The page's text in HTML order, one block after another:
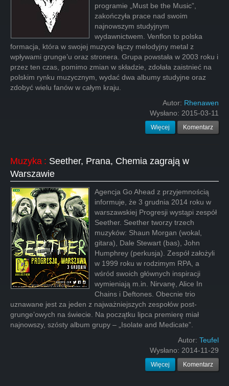
programie „Must be the Music”,
zakończyła prace nad swoim
najnowszym studyjnym
wydawnictwem. Venflon to polska
formacja, która w swojej muzyce łączy melodyjny metal z
wpływami grunge’u oraz stronera. Grupa powstała w 2003 roku i
przez ten czas, pomimo zmian w składzie, zdołała zaistnieć na
polskim rynku muzycznym, wydać dwa albumy studyjne oraz
zdobyć wielu fanów w całym kraju.
Autor: Rhenawen
Wysłano: 2015-03-11
Więcej Komentarz
Muzyka : Seether, Prana, Chemia zagrają w
Warszawie
Agencja Go Ahead z przyjemnością
informuje, że 3 grudnia 2014 roku w
warszawskiej Progresji wystąpi zespół
Seether. Seether tworzy trzech
muzyków: Shaun Morgan (wokal,
gitara), Dale Stewart (bas), John
Humphrey (perkusja). Zespół założyli
w 1999 roku w rodzimym RPA, a
wśród swoich głównych inspiracji
wymieniają m.in. Nirvanę, Alice In
Chains i Deftones. Obecnie trio
uznawane jest za jeden z najważniejszych zespołów post-
grunge’owych na świecie. Na początku lipca premierę miał
najnowszy, szósty album grupy – „Isolate and Medicate”.
Autor: Teufel
Wysłano: 2014-11-29
Więcej Komentarz